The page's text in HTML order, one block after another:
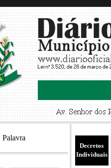
Palavra
Decretos
Individuais